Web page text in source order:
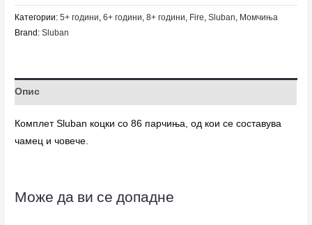
Категории:5+ години ,6+ години ,8+ години Fire ,Sluban Момчиња
Brand:Sluban
Опис
Комплет Sluban коцки со 86 парчиња, од кои се составува
чамец и човече.
Може да ви се допадне